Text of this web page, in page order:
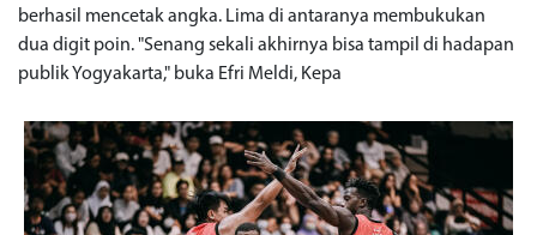
berhasil mencetak angka. Lima di antaranya membukukan
dua digit poin. "Senang sekali akhirnya bisa tampil di hadapan
publik Yogyakarta," buka Efri Meldi, Kepa